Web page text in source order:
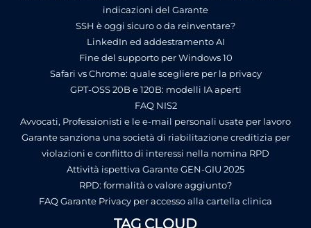
indicazioni del Garante
SSH è oggi sicuro o da reinventare?
LinkedIn ed addestramento AI
Fine del supporto per Windows 10
Safari vs Chrome: quale scegliere per la privacy
GPT-OSS 20B e 120B: modelli IA aperti
FAQ NIS2
Avvocati, Professionisti e le e-mail personali usate per lavoro
Garante sanziona una società di riabilitazione creditizia per
violazioni e conflitto di interessi nella nomina RPD
Attività ispettiva Garante GEN-GIU 2025
RPD: formalità o valore aggiunto?
FAQ Garante Privacy per accesso alla cartella clinica
TAG CLOUD